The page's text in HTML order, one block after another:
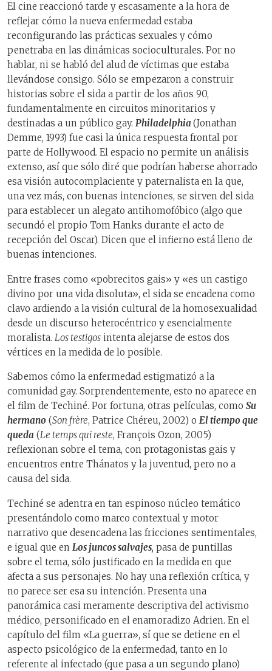
El cine reaccionó tarde y escasamente a la hora de
reflejar cómo la nueva enfermedad estaba
reconfigurando las prácticas sexuales y cómo
penetraba en las dinámicas socioculturales. Por no
hablar, ni se habló del alud de víctimas que estaba
llevándose consigo. Sólo se empezaron a construir
historias sobre el sida a partir de los años 90,
fundamentalmente en circuitos minoritarios y
destinadas a un público gay. Philadelphia (Jonathan
Demme, 1993) fue casi la única respuesta frontal por
parte de Hollywood. El espacio no permite un análisis
extenso, así que sólo diré que podrían haberse ahorrado
esa visión autocomplaciente y paternalista en la que,
una vez más, con buenas intenciones, se sirven del sida
para establecer un alegato antihomofóbico (algo que
secundó el propio Tom Hanks durante el acto de
recepción del Oscar). Dicen que el infierno está lleno de
buenas intenciones.
Entre frases como «pobrecitos gais» y «es un castigo
divino por una vida disoluta», el sida se encadena como
clavo ardiendo a la visión cultural de la homosexualidad
desde un discurso heterocéntrico y esencialmente
moralista. Los testigos intenta alejarse de estos dos
vértices en la medida de lo posible.
Sabemos cómo la enfermedad estigmatizó a la
comunidad gay. Sorprendentemente, esto no aparece en
el film de Techiné. Por fortuna, otras películas, como Su
hermano (Son frère, Patrice Chéreu, 2002) o El tiempo que
queda (Le temps qui reste, François Ozon, 2005)
reflexionan sobre el tema, con protagonistas gais y
encuentros entre Thánatos y la juventud, pero no a
causa del sida.
Techiné se adentra en tan espinoso núcleo temático
presentándolo como marco contextual y motor
narrativo que desencadena las fricciones sentimentales,
e igual que en Los juncos salvajes, pasa de puntillas
sobre el tema, sólo justificado en la medida en que
afecta a sus personajes. No hay una reflexión crítica, y
no parece ser esa su intención. Presenta una
panorámica casi meramente descriptiva del activismo
médico, personificado en el enamoradizo Adrien. En el
capítulo del film «La guerra», sí que se detiene en el
aspecto psicológico de la enfermedad, tanto en lo
referente al infectado (que pasa a un segundo plano)